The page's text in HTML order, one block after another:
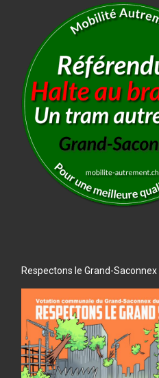
Respectons le Grand-Saconnex